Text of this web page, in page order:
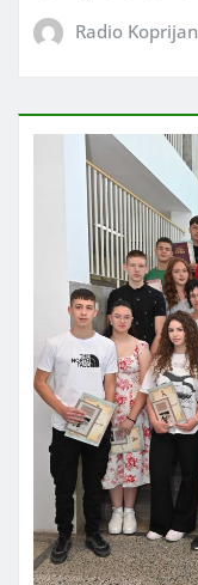
Radio Koprijan